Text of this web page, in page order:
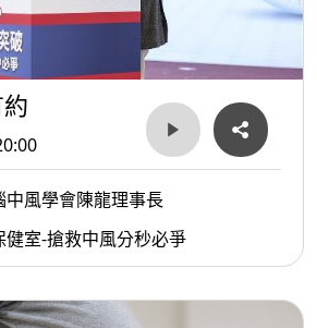
中風學會陳龍理事長
健室-搶救中風分秒必爭